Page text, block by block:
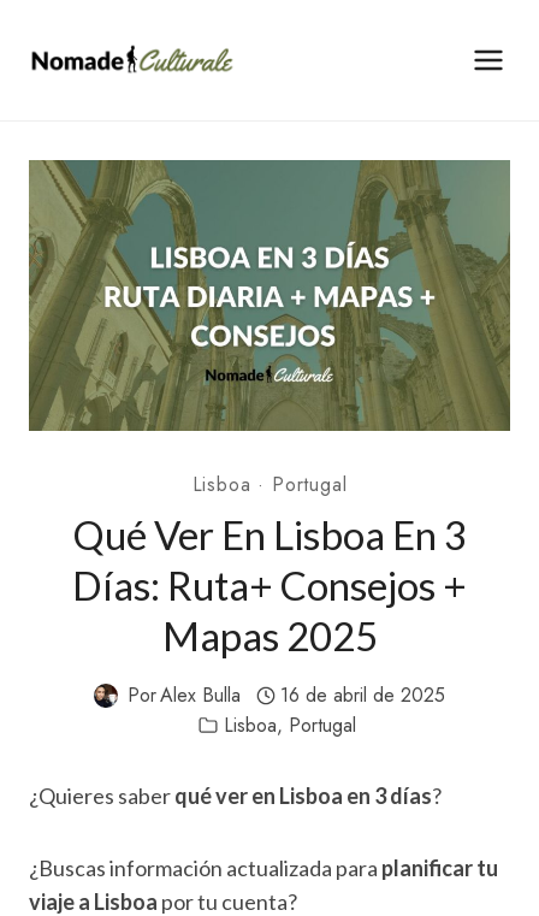
Lisboa · Portugal
Qué Ver En Lisboa En 3
Días: Ruta+ Consejos +
Mapas 2025
PorAlex Bulla
16 de abril de 2025
Lisboa, Portugal
¿Quieres saberqué ver en Lisboa en 3 días?
¿Buscas información actualizada para planificar tu
viaje a Lisboa por tu cuenta?